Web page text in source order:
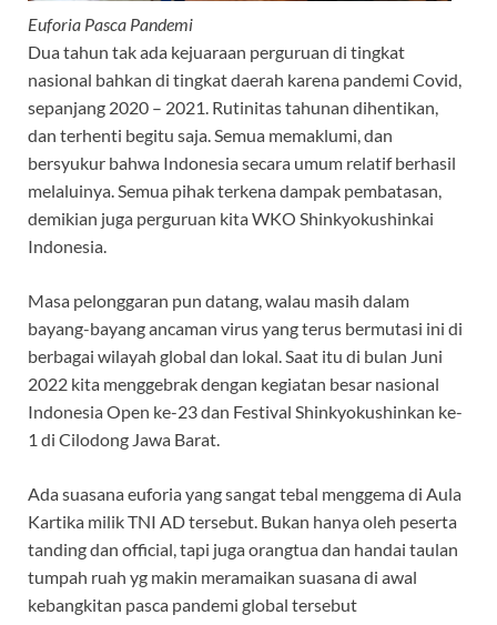
Euforia Pasca Pandemi
Dua tahun tak ada kejuaraan perguruan di tingkat
nasional bahkan di tingkat daerah karena pandemi Covid,
sepanjang 2020 – 2021. Rutinitas tahunan dihentikan,
dan terhenti begitu saja. Semua memaklumi, dan
bersyukur bahwa Indonesia secara umum relatif berhasil
melaluinya. Semua pihak terkena dampak pembatasan,
demikian juga perguruan kita WKO Shinkyokushinkai
Indonesia.
Masa pelonggaran pun datang, walau masih dalam
bayang-bayang ancaman virus yang terus bermutasi ini di
berbagai wilayah global dan lokal. Saat itu di bulan Juni
2022 kita menggebrak dengan kegiatan besar nasional
Indonesia Open ke-23 dan Festival Shinkyokushinkan ke-
1 di Cilodong Jawa Barat.
Ada suasana euforia yang sangat tebal menggema di Aula
Kartika milik TNI AD tersebut. Bukan hanya oleh peserta
tanding dan official, tapi juga orangtua dan handai taulan
tumpah ruah yg makin meramaikan suasana di awal
kebangkitan pasca pandemi global tersebut